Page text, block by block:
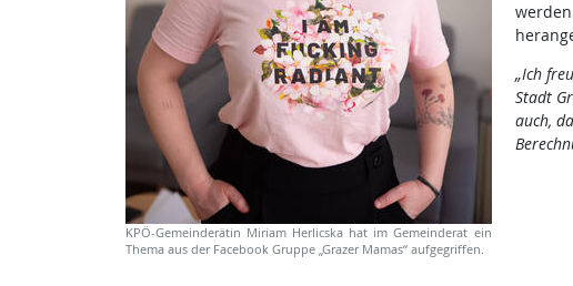
KPÖ-Gemeinderätin Miriam Herlicska hat im Gemeinderat ein
Thema aus der Facebook Gruppe „Grazer Mamas“ aufgegriffen.
„Ich
Stadt
auch,